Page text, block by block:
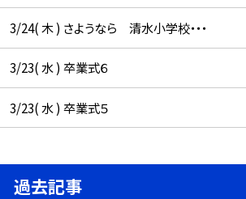
3/24( 木 ) さようなら 清水小学校・・・
3/23( 水 ) 卒業式６
3/23( 水 ) 卒業式５
過去記事